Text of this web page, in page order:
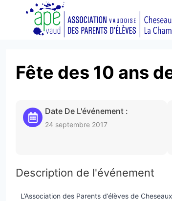
Fête des 10 ans
Date De L'événement :
24 septembre 2017
Description de l'événement
L’Association des Parents d’élèves de